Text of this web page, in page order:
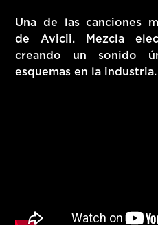
Una de las canciones
de Avicii. Mezcla
creando un sonido
esquemas en la industria.